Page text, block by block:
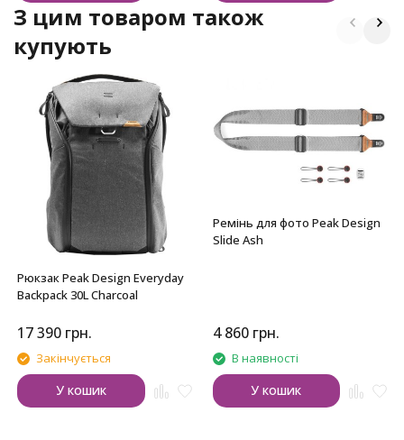
З цим товаром також
купують
Рюкзак Peak Design Everyday
Backpack 30L Charcoal
17 390 грн.
Закінчується
У кошик
Ремінь для фото Peak Design
Slide Ash
4 860 грн.
В наявності
У кошик